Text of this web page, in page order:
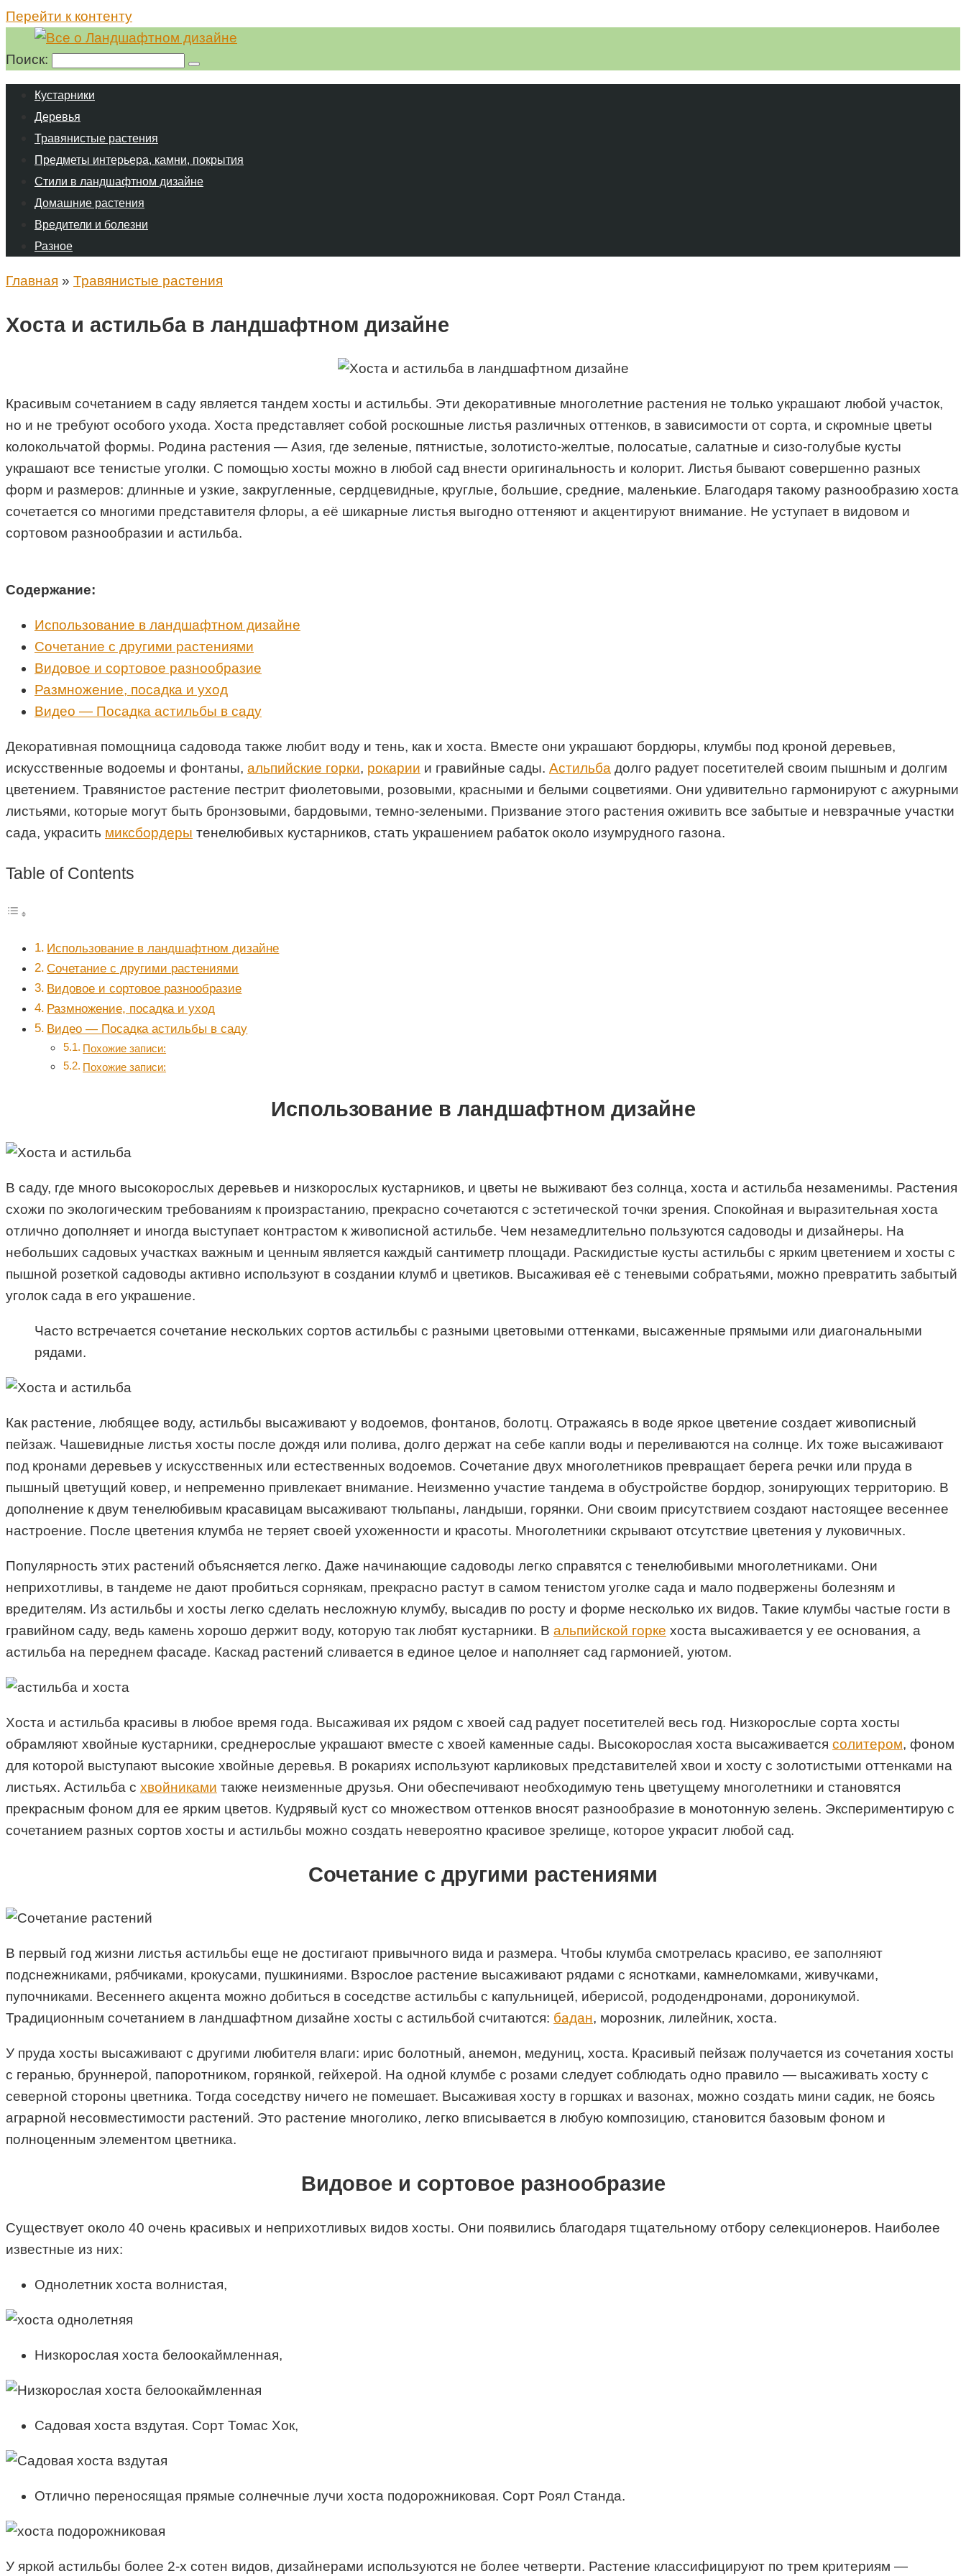
Перейти к контенту
Поиск:
Кустарники
Деревья
Травянистые растения
Предметы интерьера, камни, покрытия
Стили в ландшафтном дизайне
Домашние растения
Вредители и болезни
Разное
Главная » Травянистые растения
Хоста и астильба в ландшафтном дизайне
Красивым сочетанием в саду является тандем хосты и астильбы. Эти декоративные многолетние растения не только украшают любой участок,
но и не требуют особого ухода. Хоста представляет собой роскошные листья различных оттенков, в зависимости от сорта, и скромные цветы
колокольчатой формы. Родина растения — Азия, где зеленые, пятнистые, золотисто-желтые, полосатые, салатные и сизо-голубые кусты
украшают все тенистые уголки. С помощью хосты можно в любой сад внести оригинальность и колорит. Листья бывают совершенно разных
форм и размеров: длинные и узкие, закругленные, сердцевидные, круглые, большие, средние, маленькие. Благодаря такому разнообразию хоста
сочетается со многими представителя флоры, а её шикарные листья выгодно оттеняют и акцентируют внимание. Не уступает в видовом и
сортовом разнообразии и астильба.
Содержание:
Использование в ландшафтном дизайне
Сочетание с другими растениями
Видовое и сортовое разнообразие
Размножение, посадка и уход
Видео — Посадка астильбы в саду
Декоративная помощница садовода также любит воду и тень, как и хоста. Вместе они украшают бордюры, клумбы под кроной деревьев,
искусственные водоемы и фонтаны, альпийские горки, рокарии и гравийные сады. Астильба долго радует посетителей своим пышным и долгим
цветением. Травянистое растение пестрит фиолетовыми, розовыми, красными и белыми соцветиями. Они удивительно гармонируют с ажурными
листьями, которые могут быть бронзовыми, бардовыми, темно-зелеными. Призвание этого растения оживить все забытые и невзрачные участки
сада, украсить миксбордеры тенелюбивых кустарников, стать украшением рабаток около изумрудного газона.
Table of Contents
Использование в ландшафтном дизайне
Сочетание с другими растениями
Видовое и сортовое разнообразие
Размножение, посадка и уход
Видео — Посадка астильбы в саду
Похожие записи:
Похожие записи:
Использование в ландшафтном дизайне
В саду, где много высокорослых деревьев и низкорослых кустарников, и цветы не выживают без солнца, хоста и астильба незаменимы. Растения
схожи по экологическим требованиям к произрастанию, прекрасно сочетаются с эстетической точки зрения. Спокойная и выразительная хоста
отлично дополняет и иногда выступает контрастом к живописной астильбе. Чем незамедлительно пользуются садоводы и дизайнеры. На
небольших садовых участках важным и ценным является каждый сантиметр площади. Раскидистые кусты астильбы с ярким цветением и хосты с
пышной розеткой садоводы активно используют в создании клумб и цветиков. Высаживая её с теневыми собратьями, можно превратить забытый
уголок сада в его украшение.
Часто встречается сочетание нескольких сортов астильбы с разными цветовыми оттенками, высаженные прямыми или диагональными
рядами.
Как растение, любящее воду, астильбы высаживают у водоемов, фонтанов, болотц. Отражаясь в воде яркое цветение создает живописный
пейзаж. Чашевидные листья хосты после дождя или полива, долго держат на себе капли воды и переливаются на солнце. Их тоже высаживают
под кронами деревьев у искусственных или естественных водоемов. Сочетание двух многолетников превращает берега речки или пруда в
пышный цветущий ковер, и непременно привлекает внимание. Неизменно участие тандема в обустройстве бордюр, зонирующих территорию. В
дополнение к двум тенелюбивым красавицам высаживают тюльпаны, ландыши, горянки. Они своим присутствием создают настоящее весеннее
настроение. После цветения клумба не теряет своей ухоженности и красоты. Многолетники скрывают отсутствие цветения у луковичных.
Популярность этих растений объясняется легко. Даже начинающие садоводы легко справятся с тенелюбивыми многолетниками. Они
неприхотливы, в тандеме не дают пробиться сорнякам, прекрасно растут в самом тенистом уголке сада и мало подвержены болезням и
вредителям. Из астильбы и хосты легко сделать несложную клумбу, высадив по росту и форме несколько их видов. Такие клумбы частые гости в
гравийном саду, ведь камень хорошо держит воду, которую так любят кустарники. В альпийской горке хоста высаживается у ее основания, а
астильба на переднем фасаде. Каскад растений сливается в единое целое и наполняет сад гармонией, уютом.
Хоста и астильба красивы в любое время года. Высаживая их рядом с хвоей сад радует посетителей весь год. Низкорослые сорта хосты
обрамляют хвойные кустарники, среднерослые украшают вместе с хвоей каменные сады. Высокорослая хоста высаживается солитером, фоном
для которой выступают высокие хвойные деревья. В рокариях используют карликовых представителей хвои и хосту с золотистыми оттенками на
листьях. Астильба с хвойниками также неизменные друзья. Они обеспечивают необходимую тень цветущему многолетники и становятся
прекрасным фоном для ее ярким цветов. Кудрявый куст со множеством оттенков вносят разнообразие в монотонную зелень. Экспериментирую с
сочетанием разных сортов хосты и астильбы можно создать невероятно красивое зрелище, которое украсит любой сад.
Сочетание с другими растениями
В первый год жизни листья астильбы еще не достигают привычного вида и размера. Чтобы клумба смотрелась красиво, ее заполняют
подснежниками, рябчиками, крокусами, пушкиниями. Взрослое растение высаживают рядами с яснотками, камнеломками, живучками,
пупочниками. Весеннего акцента можно добиться в соседстве астильбы с капульницей, иберисой, рододендронами, дороникумой.
Традиционным сочетанием в ландшафтном дизайне хосты с астильбой считаются: бадан, морозник, лилейник, хоста.
У пруда хосты высаживают с другими любителя влаги: ирис болотный, анемон, медуниц, хоста. Красивый пейзаж получается из сочетания хосты
с геранью, бруннерой, папоротником, горянкой, гейхерой. На одной клумбе с розами следует соблюдать одно правило — высаживать хосту с
северной стороны цветника. Тогда соседству ничего не помешает. Высаживая хосту в горшках и вазонах, можно создать мини садик, не боясь
аграрной несовместимости растений. Это растение многолико, легко вписывается в любую композицию, становится базовым фоном и
полноценным элементом цветника.
Видовое и сортовое разнообразие
Существует около 40 очень красивых и неприхотливых видов хосты. Они появились благодаря тщательному отбору селекционеров. Наиболее
известные из них:
Однолетник хоста волнистая,
Низкорослая хоста белоокаймленная,
Садовая хоста вздутая. Сорт Томас Хок,
Отлично переносящая прямые солнечные лучи хоста подорожниковая. Сорт Роял Станда.
У яркой астильбы более 2-х сотен видов, дизайнерами используются не более четверти. Растение классифицируют по трем критериям —